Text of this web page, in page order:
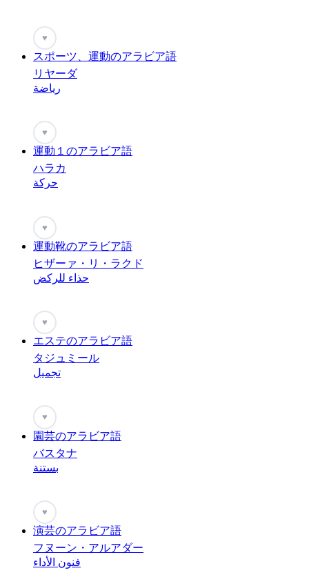
♥
スポーツ、運動のアラビア語
リヤーダ
رياضة
♥
運動１のアラビア語
ハラカ
حركة
♥
運動靴のアラビア語
ヒザーァ・リ・ラクド
حذاء للركض
♥
エステのアラビア語
タジュミール
تجميل
♥
園芸のアラビア語
バスタナ
بستنة
♥
演芸のアラビア語
フヌーン・アルアダー
فنون الأداء